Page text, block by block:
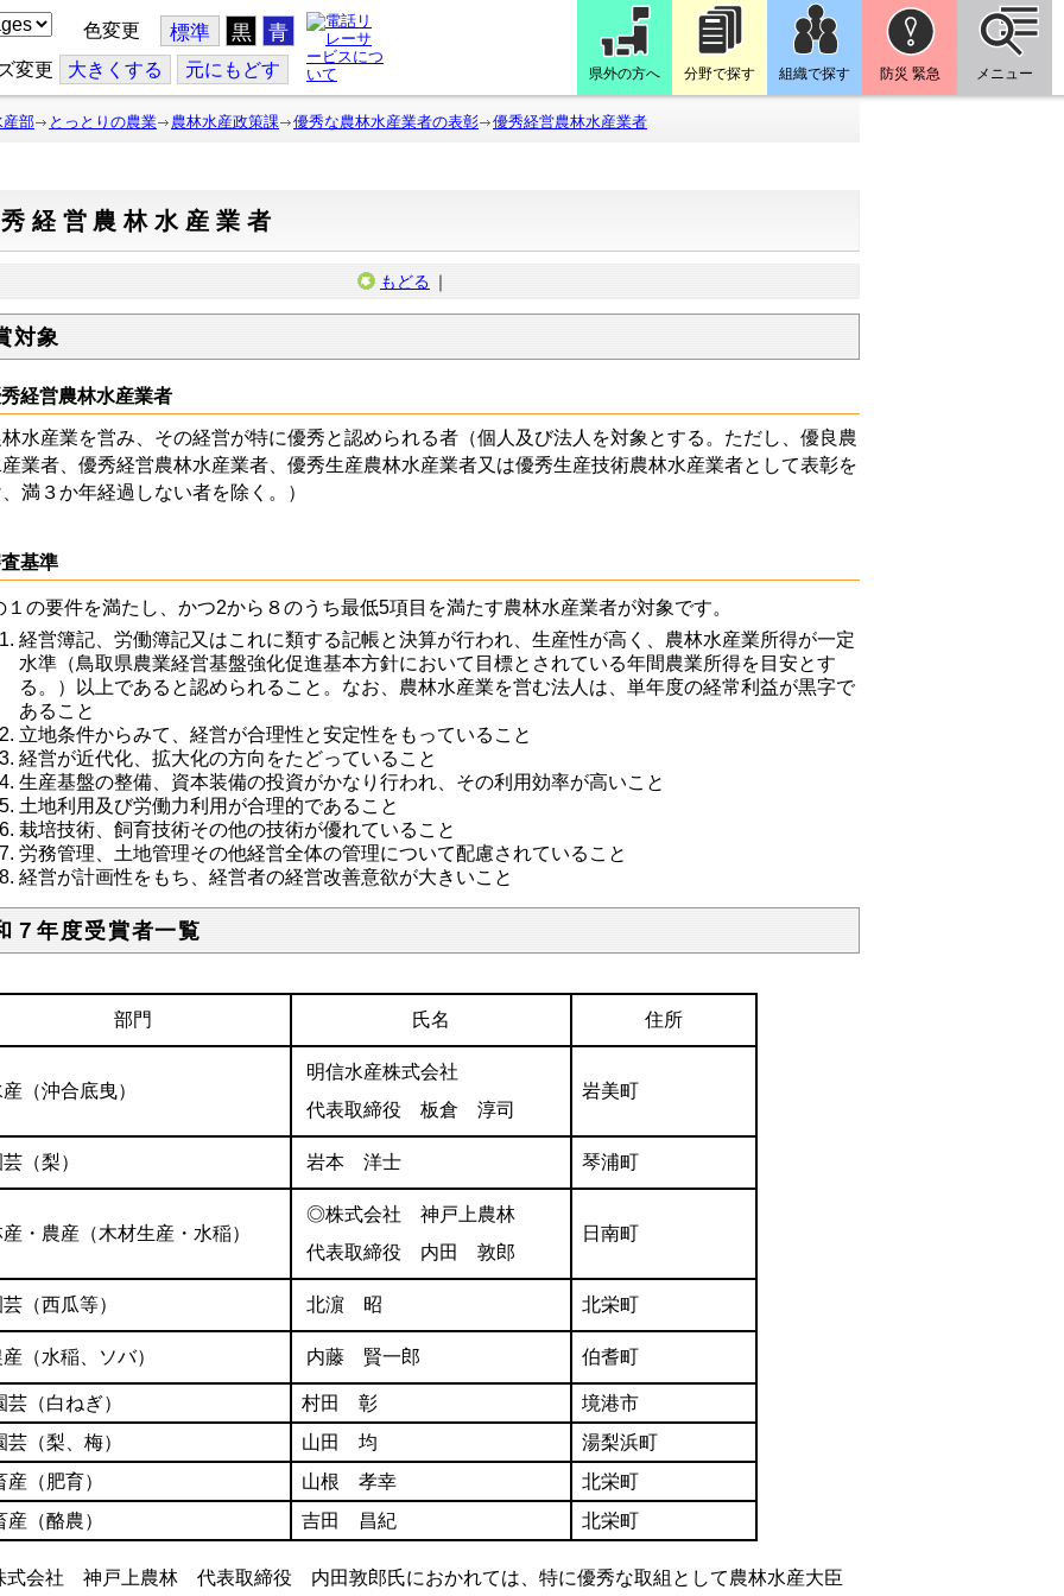
色変更 標準 黒 青
変更 大きくする 元にもどす 県外の方へ 分野で探す 組織で探す 防災 緊急 メニュー
産部 とっとりの農業 農林水産政策課 優秀な農林水産業者の表彰 優秀経営農林水産業者
経営農林水産業者
もどる ｜
対象
経営農林水産業者
産業を営み、その経営が特に優秀と認められる者（個人及び法人を対象とする。ただし、優良農
業者、優秀経営農林水産業者、優秀生産農林水産業者又は優秀生産技術農林水産業者として表彰を
満３か年経過しない者を除く。）
基準
１の要件を満たし、かつ2から８のうち最低5項目を満たす農林水産業者が対象です。
経営簿記、労働簿記又はこれに類する記帳と決算が行われ、生産性が高く、農林水産業所得が一定
水準（鳥取県農業経営基盤強化促進基本方針において目標とされている年間農業所得を目安とす
る。）以上であると認められること。なお、農林水産業を営む法人は、単年度の経常利益が黒字で
あること
立地条件からみて、経営が合理性と安定性をもっていること
経営が近代化、拡大化の方向をたどっていること
生産基盤の整備、資本装備の投資がかなり行われ、その利用効率が高いこと
土地利用及び労働力利用が合理的であること
栽培技術、飼育技術その他の技術が優れていること
労務管理、土地管理その他経営全体の管理について配慮されていること
経営が計画性をもち、経営者の経営改善意欲が大きいこと
７年度受賞者一覧
部門 氏名 住所
（沖合底曳）
明信水産株式会社
代表取締役 板倉 淳司
岩美町
（梨） 岩本 洋士 琴浦町
・農産（木材生産・水稲）
◎株式会社 神戸上農林
代表取締役 内田 敦郎
日南町
（西瓜等） 北濵 昭 北栄町
（水稲、ソバ） 内藤 賢一郎 伯耆町
（白ねぎ） 村田 彰
境港市
（梨、梅）
山田 均
湯梨浜町
（肥育）
山根 孝幸
北栄町
（酪農）
吉田 昌紀 北栄町
会社 神戸上農林 代表取締役 内田敦郎氏におかれては、特に優秀な取組として農林水産大臣